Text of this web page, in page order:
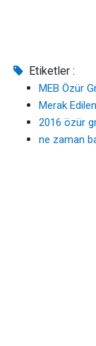
Etiketler :
MEB Özür
Merak
2016 özür
ne zaman